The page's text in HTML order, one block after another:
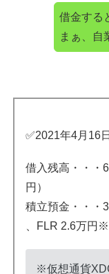
借金する
まぁ、自
✅2021年4月16
借入残高・・・
円）
積立預金・・・
、FLR 2.6万円※
※仮想通貨